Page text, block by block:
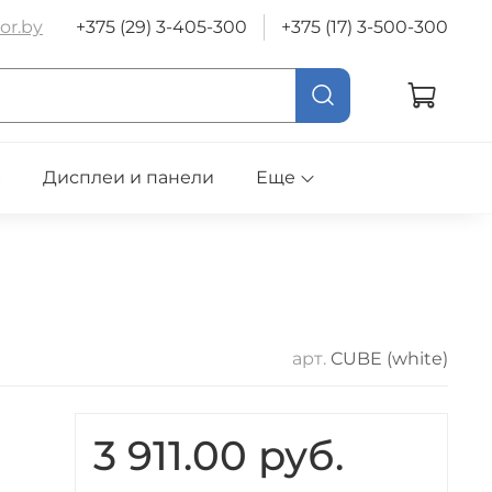
+375 (29) 3-405-300 +375 (17) 3-500-300
Дисплеи и панели Еще
арт. CUBE (white)
3 911.00 руб.